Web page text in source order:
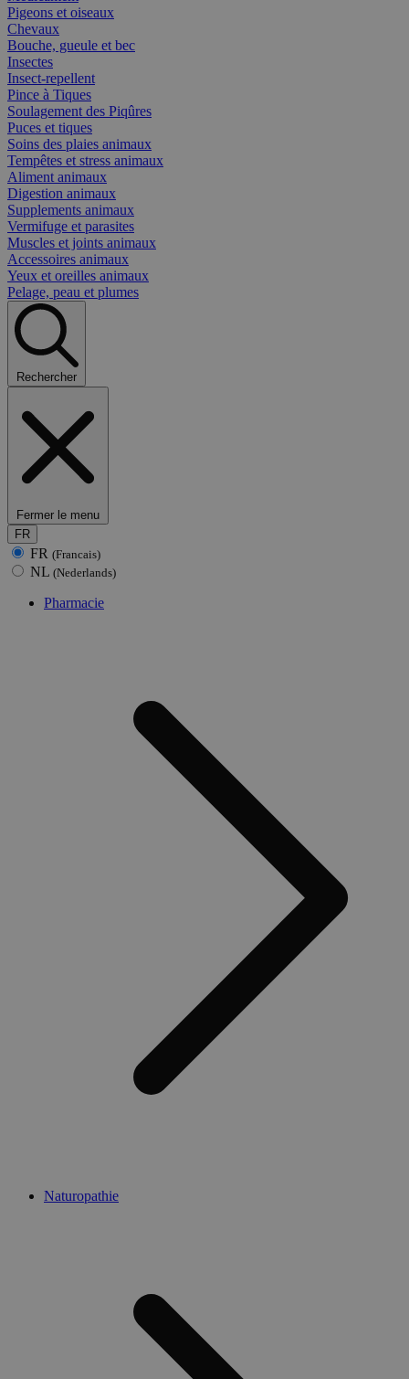
Pigeons et oiseaux
Chevaux
Bouche, gueule et bec
Insectes
Insect-repellent
Pince à Tiques
Soulagement des Piqûres
Puces et tiques
Soins des plaies animaux
Tempêtes et stress animaux
Aliment animaux
Digestion animaux
Supplements animaux
Vermifuge et parasites
Muscles et joints animaux
Accessoires animaux
Yeux et oreilles animaux
Pelage, peau et plumes
Rechercher
Fermer le menu
FR
FR (Francais)
NL (Nederlands)
Pharmacie
Naturopathie